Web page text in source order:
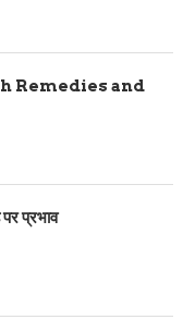
Remedies and
पर प्रभाव